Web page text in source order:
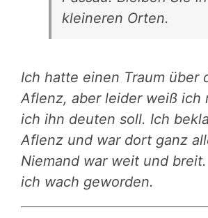
kleineren Orten.
Ich hatte einen Traum über
Aflenz, aber leider weiß ich
ich ihn deuten soll. Ich
Aflenz und war dort ganz
Niemand war weit und
ich wach geworden.